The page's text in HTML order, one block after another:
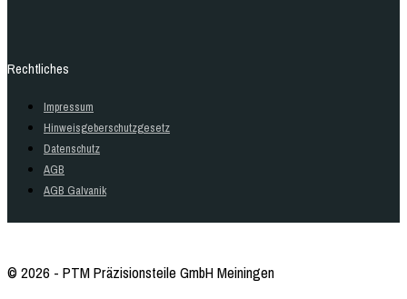
Rechtliches
Impressum
Hinweisgeberschutzgesetz
Datenschutz
AGB
AGB Galvanik
© 2026 - PTM Präzisionsteile GmbH Meiningen